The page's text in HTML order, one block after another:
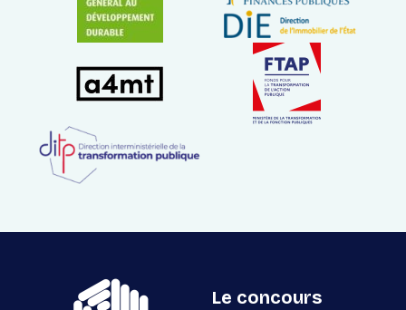
Le concours